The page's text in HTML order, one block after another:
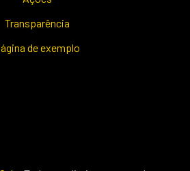
Transparência
de exemplo